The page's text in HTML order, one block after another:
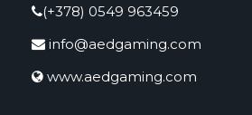
(+378) 0549 963459
info@aedgaming.com
www.aedgaming.com